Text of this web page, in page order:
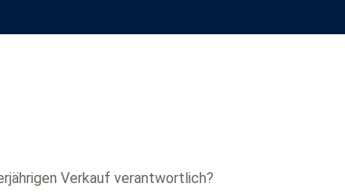
Verkauf verantwortlich?